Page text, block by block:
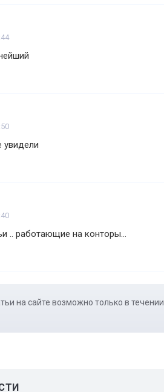
увидели
.. работающие на конторы...
на сайте возможно только в течении